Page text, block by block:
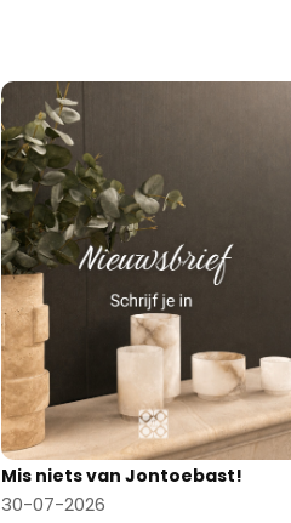
Mis niets van Jontoebast!
30-07-2026